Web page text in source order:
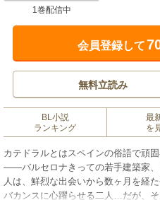
1巻配信中
会員登録して
無料立読み
BL小説
ランキング
最
を
カテドラルとはスペインの俗語で頑
――バルセロナきっての若手建築家
人は、鮮烈な出会いから数ヶ月を経
バカンスに心躍らせる二人…だが、